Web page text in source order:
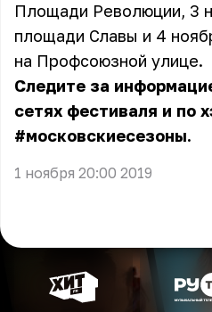
Площади Революции, 3
площади Славы и 4
на Профсоюзной улице.
Следите за
сетях фестиваля и по
#московскиесезоны.
1 ноября 20:00 2019